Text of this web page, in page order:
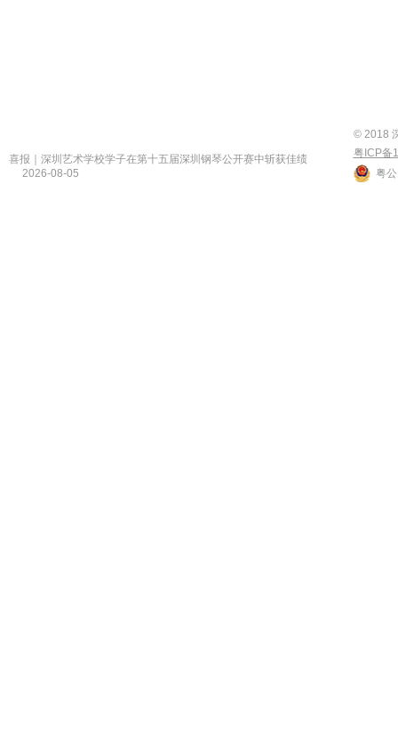
喜报｜深圳艺术学校学子在第十五届深圳钢琴公开赛中斩获佳绩
2026-08-05
© 2018
粤ICP备
粤